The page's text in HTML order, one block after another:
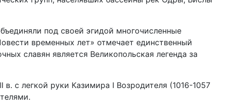
под своей эгидой многочисленные
временных лет» отмечает единственный
славян является Великопольская легенда за
с легкой руки Казимира І Возродителя (1016-1057